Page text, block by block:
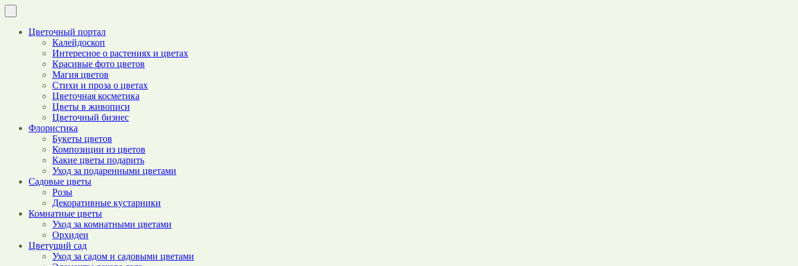
Цветочный портал
Калейдоскоп
Интересное о растениях и цветах
Красивые фото цветов
Магия цветов
Стихи и проза о цветах
Цветочная косметика
Цветы в живописи
Цветочный бизнес
Флористика
Букеты цветов
Композиции из цветов
Какие цветы подарить
Уход за подаренными цветами
Садовые цветы
Розы
Декоративные кустарники
Комнатные цветы
Уход за комнатными цветами
Орхидеи
Цветущий сад
Уход за садом и садовыми цветами